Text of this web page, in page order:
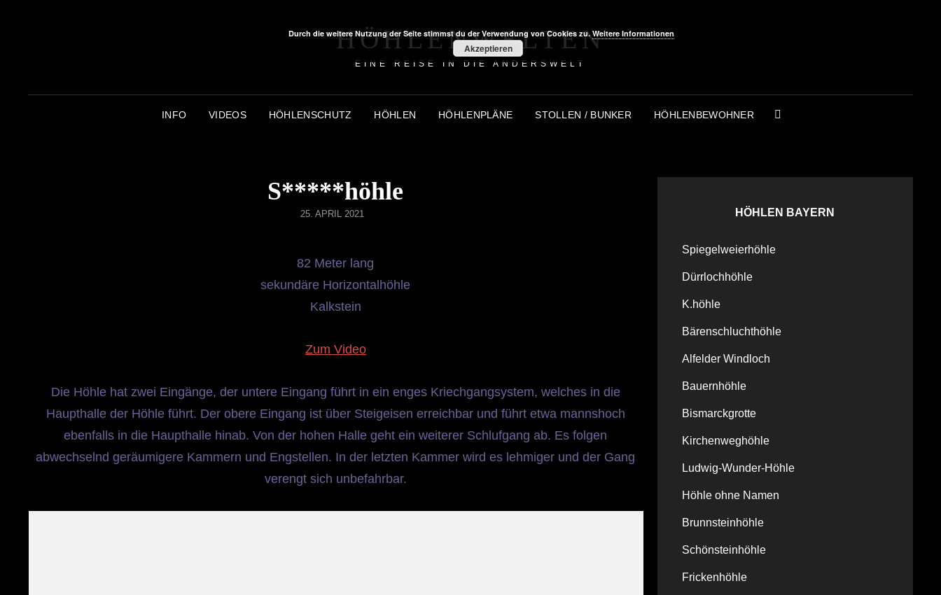
HÖHLENWELTEN
EINE REISE IN DIE ANDERSWELT
INFO VIDEOS HÖHLENSCHUTZ HÖHLEN HÖHLENPLÄNE STOLLEN / BUNKER HÖHLENBEWOHNER
S*****höhle
POSTED
25. APRIL 2021
82 Meter lang
sekundäre Horizontalhöhle
Kalkstein
Zum Video
Die Höhle hat zwei Eingänge, der untere Eingang führt in ein enges Kriechgangsystem, welches in die
Haupthalle der Höhle führt. Der obere Eingang ist über Steigeisen erreichbar und führt etwa mannshoch
ebenfalls in die Haupthalle hinab. Von der hohen Halle geht ein weiterer Schlufgang ab. Es folgen
abwechselnd geräumigere Kammern und Engstellen. In der letzten Kammer wird es lehmiger und der Gang
verengt sich unbefahrbar.
HÖHLEN BAYERN
Spiegelweierhöhle
Dürrlochhöhle
K.höhle
Bärenschluchthöhle
Alfelder Windloch
Bauernhöhle
Bismarckgrotte
Kirchenweghöhle
Ludwig-Wunder-Höhle
Höhle ohne Namen
Brunnsteinhöhle
Schönsteinhöhle
Frickenhöhle
Durch die weitere Nutzung der Seite stimmst du der Verwendung von Cookies zu.Weitere Informationen
Akzeptieren